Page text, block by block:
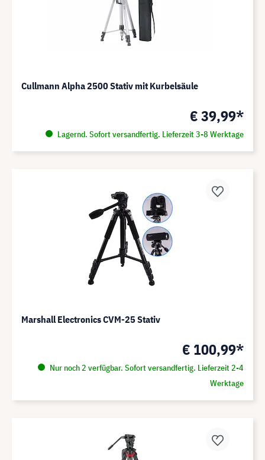
Cullmann Alpha 2500 Stativ mit Kurbelsäule
€ 39,99*
Lagernd. Sofort versandfertig. Lieferzeit 3-8 Werktage
Marshall Electronics CVM-25 Stativ
€ 100,99*
Nur noch 2 verfügbar. Sofort versandfertig. Lieferzeit 2-4
Werktage